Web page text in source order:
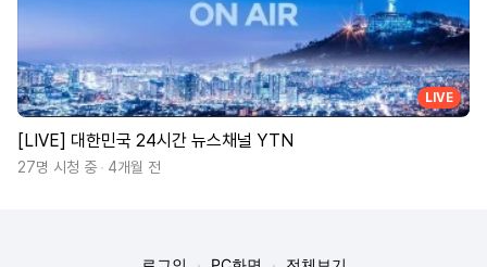
LIVE
[LIVE] 대한민국 24시간 뉴스채널 YTN
27명 시청 중 4개월 전